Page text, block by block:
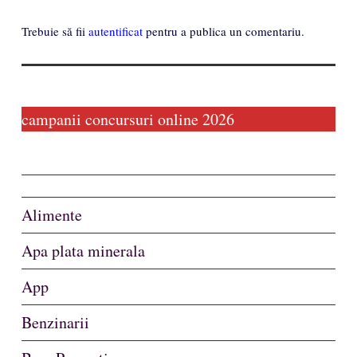
Trebuie să fii autentificat pentru a publica un comentariu.
campanii concursuri online 2026
Alimente
Apa plata minerala
App
Benzinarii